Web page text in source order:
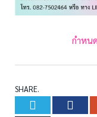
กำหน
SHARE.
Twitter